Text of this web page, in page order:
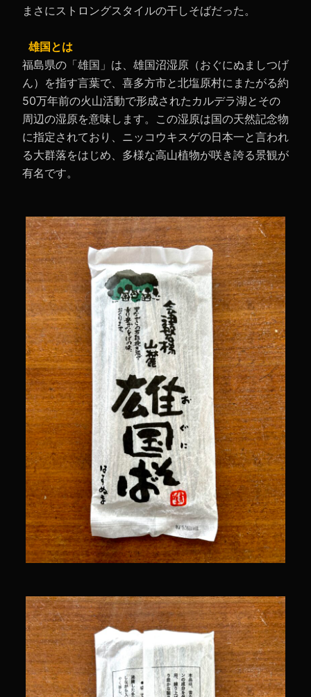
まさにストロングスタイルの干しそばだった。
雄国とは
福島県の「雄国」は、雄国沼湿原（おぐにぬましつげ
ん）を指す言葉で、喜多方市と北塩原村にまたがる約
50万年前の火山活動で形成されたカルデラ湖とその
周辺の湿原を意味します。この湿原は国の天然記念物
に指定されており、ニッコウキスゲの日本一と言われ
る大群落をはじめ、多様な高山植物が咲き誇る景観が
有名です。